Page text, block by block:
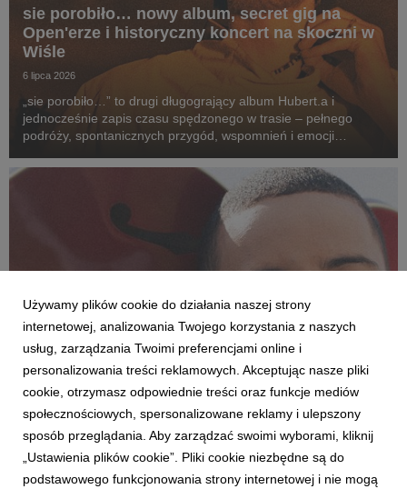
sie porobiło… nowy album, secret gig na
Open'erze i historyczny koncert na skoczni w
Wiśle
6 lipca 2026
„sie porobiło…” to drugi długogrający album Hubert.a i
jednocześnie zapis czasu spędzonego w trasie – pełnego
podróży, spontanicznych przygód, wspomnień i emocji
z kolorowych bloków na największe festiwale w kra...
AKTUALNOŚCI
Daniel Godson odfiltrowuje rzeczywistość
26 czerwca 2026
Używamy plików cookie do działania naszej strony
internetowej, analizowania Twojego korzystania z naszych
usług, zarządzania Twoimi preferencjami online i
personalizowania treści reklamowych. Akceptując nasze pliki
cookie, otrzymasz odpowiednie treści oraz funkcje mediów
społecznościowych, spersonalizowane reklamy i ulepszony
sposób przeglądania. Aby zarządzać swoimi wyborami, kliknij
„Ustawienia plików cookie”. Pliki cookie niezbędne są do
podstawowego funkcjonowania strony internetowej i nie mogą